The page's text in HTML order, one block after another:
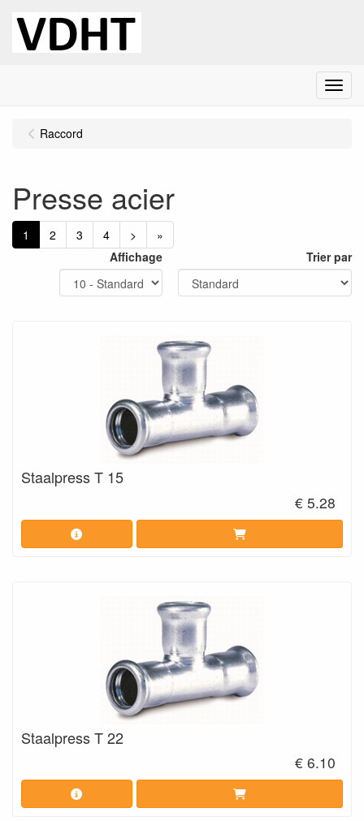
Menu
Raccord
Presse acier
1 2 3 4 >
»
Affichage
Trier par
Staalpress T 15
€ 5.28
Staalpress T 22
€ 6.10